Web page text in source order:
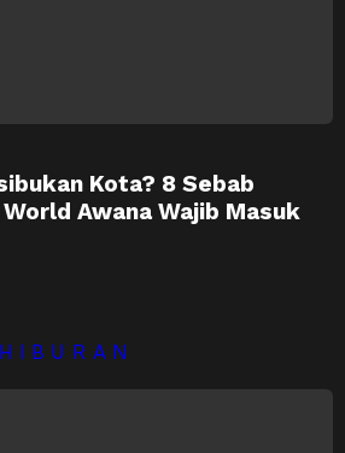
Kota? 8 Sebab
Awana Wajib Masuk
HIBURAN